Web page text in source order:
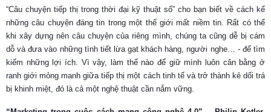
“Câu chuyện tiếp thị trong thời đại kỹ thuật số” cho bạn biết về cách kể
những câu chuyện đáng tin trong một thế giới mất niềm tin. Rất có thể
khi xây dựng nên câu chuyện của riêng mình, chúng ta cũng dễ bị cám
dỗ và đưa vào những tình tiết lừa gạt khách hàng, người nghe… - để tìm
kiếm những lợi ích. Vì vậy, làm thế nào để giữ mình luôn cân bằng ở
ranh giới mỏng manh giữa tiếp thị một cách tinh tế và trở thành kẻ dối trá
bị khinh miệt, đó là cả một nghệ thuật cần nắm vững.